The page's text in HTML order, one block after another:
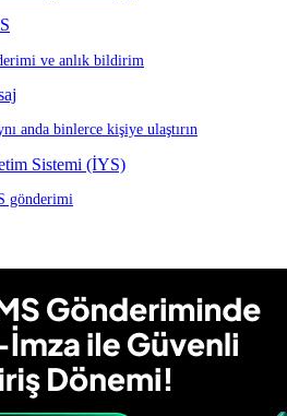
ve anlık bildirim
anda binlerce kişiye ulaştırın
Sistemi (İYS)
gönderimi